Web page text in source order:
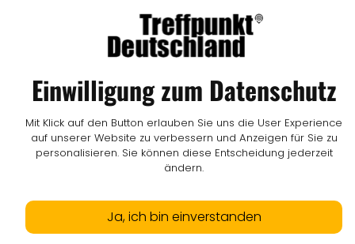
DatenschutzIOnline-Streitschlichtung
MediadatenIKontakt I Vertrag widerrufen
© LW Medien GmbH
Einwilligung zum Datenschutz
Mit Klick auf den Button erlauben Sie uns die User Experience
auf unserer Website zu verbessern und Anzeigen für Sie zu
personalisieren. Sie können diese Entscheidung jederzeit
ändern.
Ja, ich bin einverstanden